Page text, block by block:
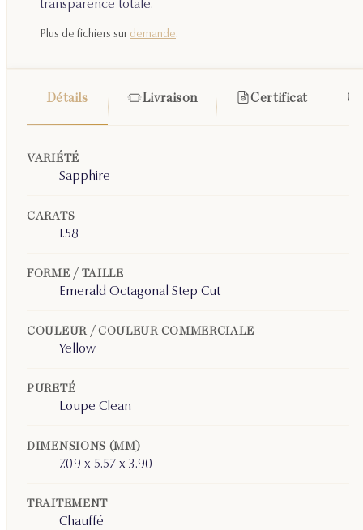
transparence totale.
Plus de fichiers sur demande.
Détails Livraison Certificat
VARIÉTÉ
Sapphire
CARATS
1.58
FORME / TAILLE
Emerald Octagonal Step Cut
COULEUR / COULEUR COMMERCIALE
Yellow
PURETÉ
Loupe Clean
DIMENSIONS (MM)
7.09 x 5.57 x 3.90
TRAITEMENT
Chauffé